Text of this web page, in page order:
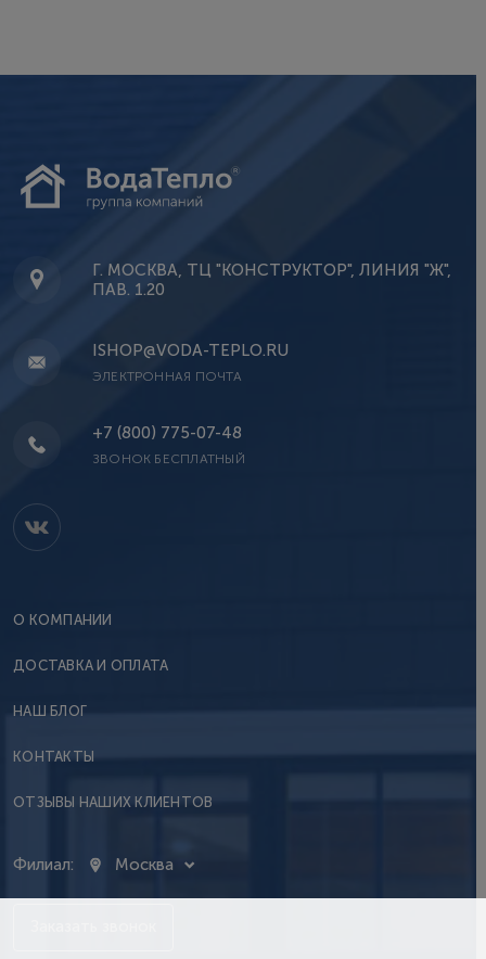
Г. МОСКВА, ТЦ "КОНСТРУКТОР", ЛИНИЯ "Ж",
ПАВ. 1.20
ISHOP@VODA-TEPLO.RU
ЭЛЕКТРОННАЯ ПОЧТА
+7 (800) 775-07-48
ЗВОНОК БЕСПЛАТНЫЙ
О КОМПАНИИ
ДОСТАВКА И ОПЛАТА
НАШ БЛОГ
КОНТАКТЫ
ОТЗЫВЫ НАШИХ КЛИЕНТОВ
Филиал: Москва